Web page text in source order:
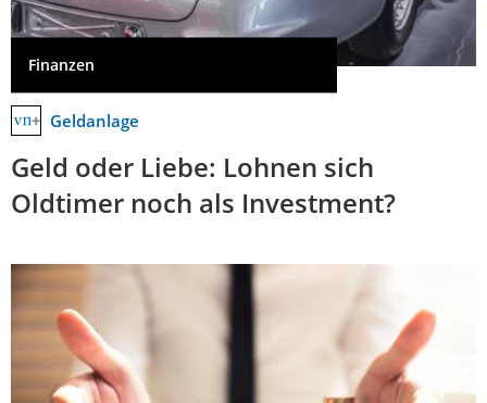
Finanzen
Geldanlage
Geld oder Liebe: Lohnen sich
Oldtimer noch als Investment?